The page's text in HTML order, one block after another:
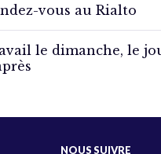
vous au Rialto
le dimanche, le
NOUS SUIVRE